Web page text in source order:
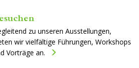
zu unseren Ausstellungen,
wir vielfältige Führungen, Workshops
Vorträge an.